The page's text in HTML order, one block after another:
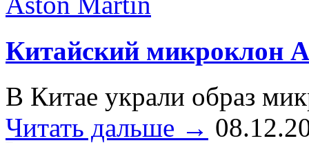
Китайский микроклон
В Китае украли образ
Читать дальше →